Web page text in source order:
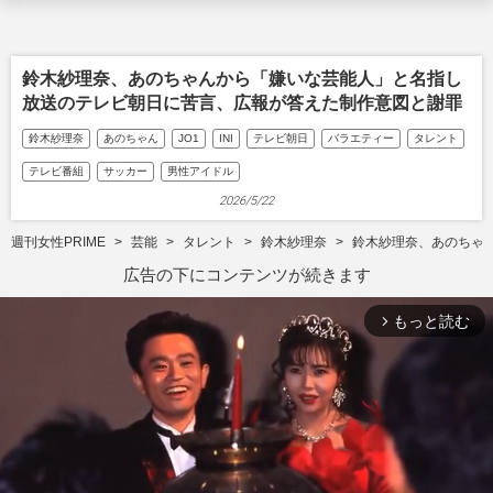
鈴木紗理奈、あのちゃんから「嫌いな芸能人」と名指し
放送のテレビ朝日に苦言、広報が答えた制作意図と謝罪
鈴木紗理奈 あのちゃん JO1 INI テレビ朝日 バラエティー タレント
テレビ番組 サッカー 男性アイドル
2026/5/22
週刊女性PRIME 芸能 タレント 鈴木紗理奈 鈴木紗理奈、あのちゃ
広告の下にコンテンツが続きます
arrow_forward_ios もっと読む